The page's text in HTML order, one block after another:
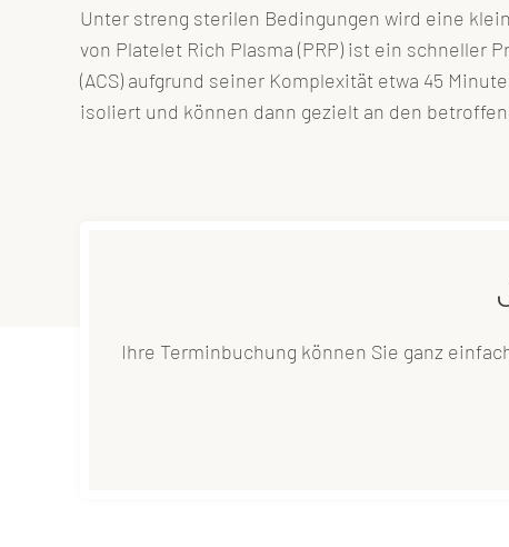
Unter streng sterilen Bedingungen wird eine
von Platelet Rich Plasma (PRP) ist ein schneller
(ACS) aufgrund seiner Komplexität etwa 45
isoliert und können dann gezielt an den
Ihre Terminbuchung können Sie ganz